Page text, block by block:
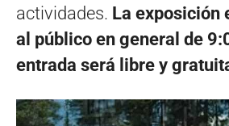
actividades. La exposición
al público en general de
entrada será libre y